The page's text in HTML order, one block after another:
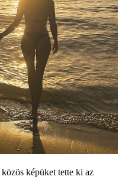
képüket tette ki az